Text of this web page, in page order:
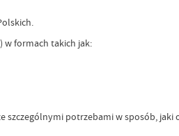
w formach takich jak:
szczególnymi potrzebami w sposób, jaki